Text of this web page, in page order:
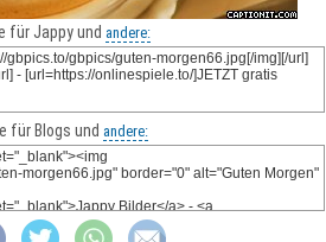
für Jappy und andere:
für Blogs und andere: